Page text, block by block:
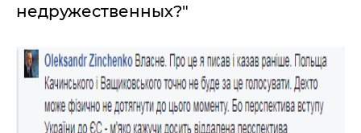
недружественных?"